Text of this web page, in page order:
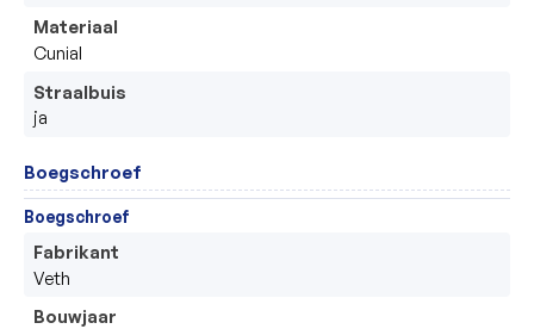
Materiaal
Cunial
Straalbuis
ja
Boegschroef
Boegschroef
Fabrikant
Veth
Bouwjaar